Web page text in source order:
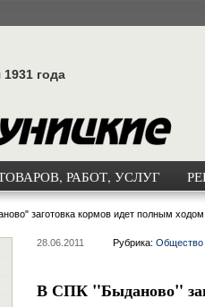
года
РАБОТ, УСЛУГ
заготовка кормов идет полным ходом
28.06.2011 Рубрика: Общество
В СПК "Быданово"